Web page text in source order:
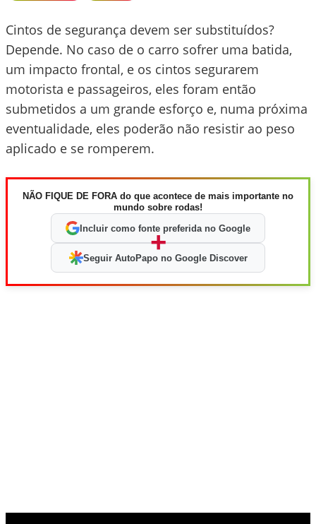
Cintos de segurança devem ser substituídos?
Depende. No caso de o carro sofrer uma batida,
um impacto frontal, e os cintos segurarem
motorista e passageiros, eles foram então
submetidos a um grande esforço e, numa próxima
eventualidade, eles poderão não resistir ao peso
aplicado e se romperem.
NÃO FIQUE DE FORA do que acontece de mais importante no
mundo sobre rodas!
Incluir como fonte preferida no Google
+
Seguir AutoPapo no Google Discover